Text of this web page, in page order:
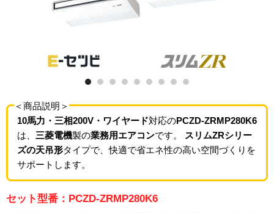
＜商品説明＞
10馬力・三相200V・ワイヤード対応のPCZD-ZRMP280K6
は、 三菱電機製の業務用エアコンです。
スリムZRシリー
ズの天吊形タイプで、快適で省エネ性の高い空間づくりを
サポートします。
セット型番：PCZD-ZRMP280K6